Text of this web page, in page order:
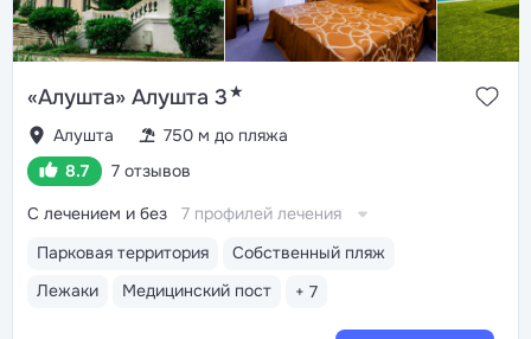
«Алушта» Алушта 3★
Алушта
750 м до пляжа
8.7
7 отзывов
Парковая территория
Собственный пляж
Лежаки
Медицинский пост + 7
С лечением и без 7 профилей лечения